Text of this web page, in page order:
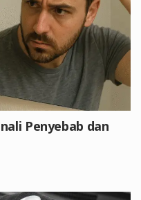
Penyebab dan